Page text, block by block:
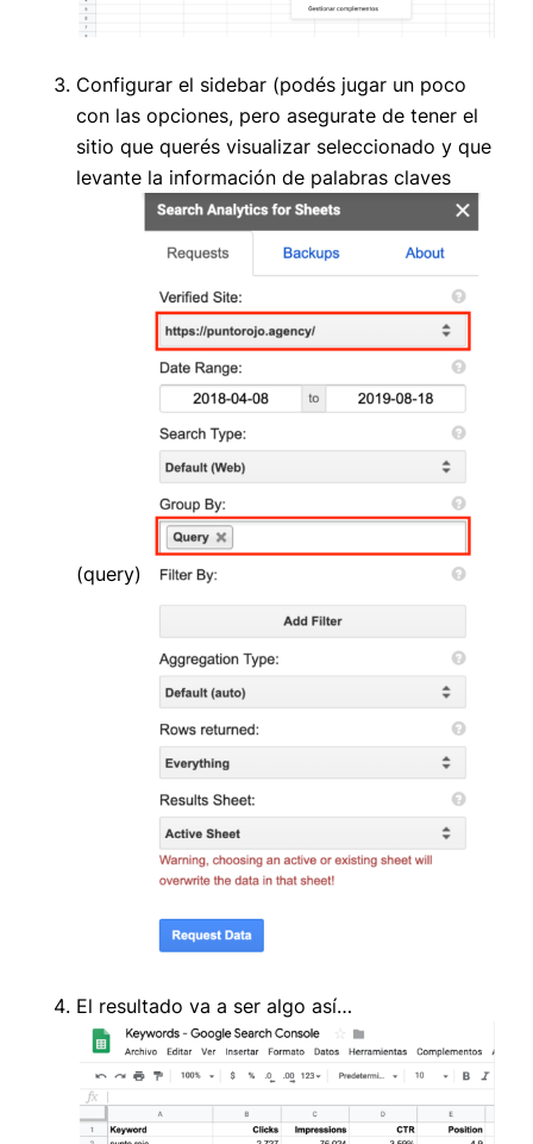
Configurar el sidebar (podés jugar un poco
con las opciones, pero asegurate de tener el
sitio que querés visualizar seleccionado y que
levante la información de palabras claves
(query)
El resultado va a ser algo así…